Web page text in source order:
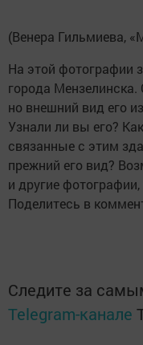
(Венера Гильмиева,
На этой фотографии
города Мензелинска.
но внешний вид его
Узнали ли вы его?
связанные с этим
прежний его вид?
и другие
Поделитесь в
Следите за
Telegram-канале